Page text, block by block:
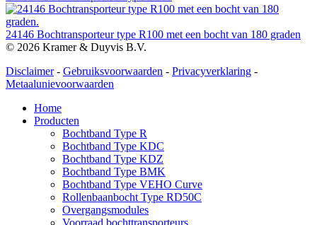
24146 Bochtransporteur type R100 met een bocht van 180 graden
© 2026 Kramer & Duyvis B.V.
Disclaimer- Gebruiksvoorwaarden - Privacyverklaring -
Metaalunievoorwaarden
Home
Producten
Bochtband Type R
Bochtband Type KDC
Bochtband Type KDZ
Bochtband Type BMK
Bochtband Type VEHO Curve
Rollenbaanbocht Type RD50C
Overgangsmodules
Voorraad bochttransporteurs